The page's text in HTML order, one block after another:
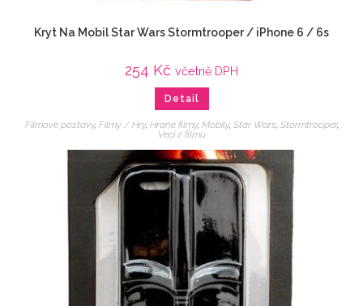
Kryt Na Mobil Star Wars Stormtrooper / iPhone 6 / 6s
254 Kč včetně DPH
Detail
Filmové postavy, Filmy / Hry, Hrané filmy, Mobily, Star Wars, Stormtrooper,
Veci z filmu